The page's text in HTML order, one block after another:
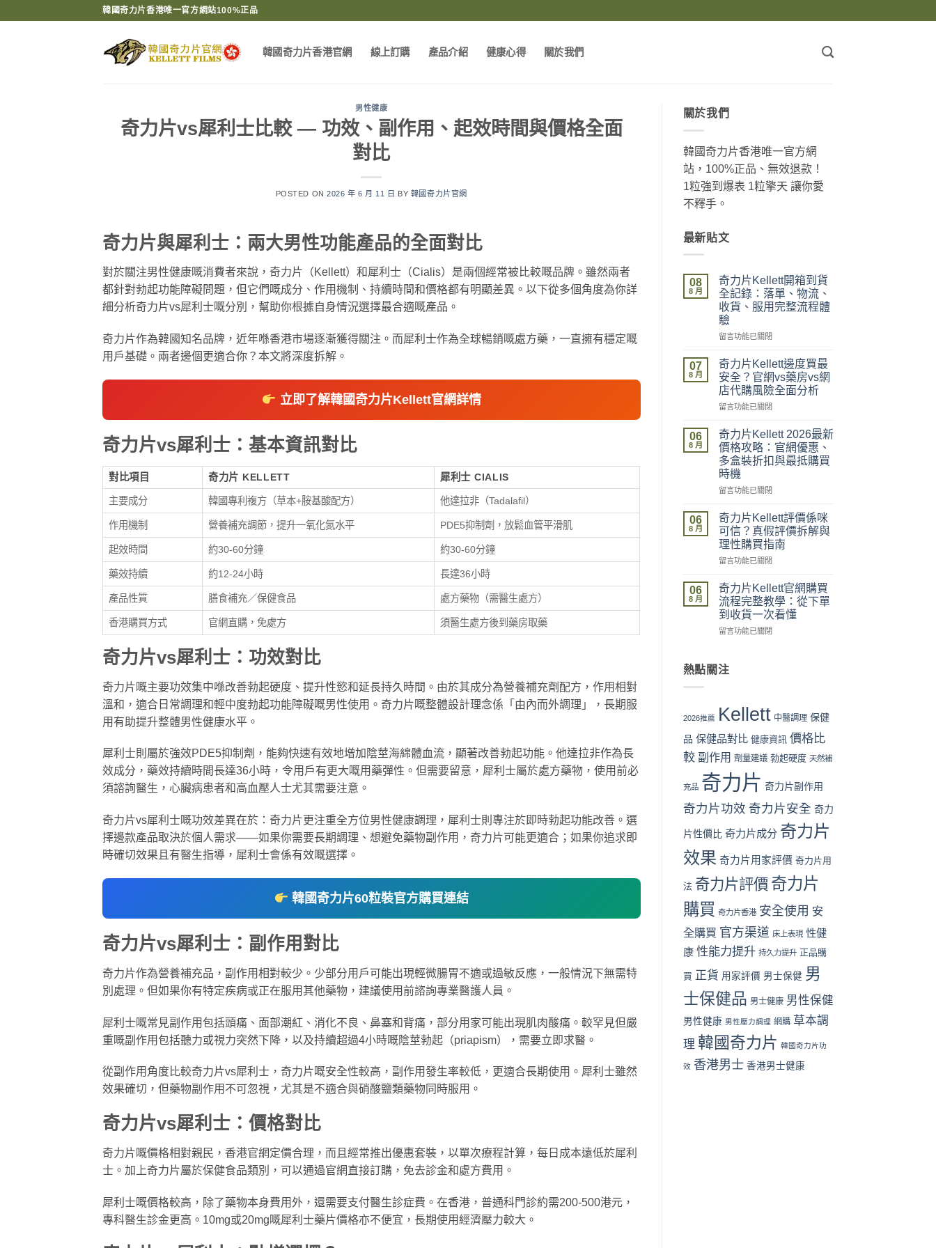
韓國奇力片香港唯一官方網站100%正品
韓國奇力片香港官網 線上訂購 產品介紹 健康心得 關於我們
男性健康
奇力片vs犀利士比較 — 功效、副作用、起效時間與價格全面
對比
POSTED ON2026 年 6 月 11 日 BY 韓國奇力片官網
奇力片與犀利士：兩大男性功能產品的全面對比
對於關注男性健康嘅消費者來說，奇力片（Kellett）和犀利士（Cialis）是兩個經常被比較嘅品牌。雖然兩者
都針對勃起功能障礙問題，但它們嘅成分、作用機制、持續時間和價格都有明顯差異。以下從多個角度為你詳
細分析奇力片vs犀利士嘅分別，幫助你根據自身情況選擇最合適嘅產品。
奇力片作為韓國知名品牌，近年喺香港市場逐漸獲得關注。而犀利士作為全球暢銷嘅處方藥，一直擁有穩定嘅
用戶基礎。兩者邊個更適合你？本文將深度拆解。
立即了解韓國奇力片Kellett官網詳情
奇力片vs犀利士：基本資訊對比
對比項目 奇力片 KELLETT 犀利士 CIALIS
主要成分 韓國專利複方（草本+胺基酸配方） 他達拉非（Tadalafil）
作用機制 營養補充調節，提升一氧化氮水平 PDE5抑制劑，放鬆血管平滑肌
起效時間 約30-60分鐘 約30-60分鐘
藥效持續 約12-24小時 長達36小時
產品性質 膳食補充／保健食品 處方藥物（需醫生處方）
香港購買方式 官網直購，免處方 須醫生處方後到藥房取藥
奇力片vs犀利士：功效對比
奇力片嘅主要功效集中喺改善勃起硬度、提升性慾和延長持久時間。由於其成分為營養補充劑配方，作用相對
溫和，適合日常調理和輕中度勃起功能障礙嘅男性使用。奇力片嘅整體設計理念係「由內而外調理」，長期服
用有助提升整體男性健康水平。
犀利士則屬於強效PDE5抑制劑，能夠快速有效地增加陰莖海綿體血流，顯著改善勃起功能。他達拉非作為長
效成分，藥效持續時間長達36小時，令用戶有更大嘅用藥彈性。但需要留意，犀利士屬於處方藥物，使用前必
須諮詢醫生，心臟病患者和高血壓人士尤其需要注意。
奇力片vs犀利士嘅功效差異在於：奇力片更注重全方位男性健康調理，犀利士則專注於即時勃起功能改善。選
擇邊款產品取決於個人需求——如果你需要長期調理、想避免藥物副作用，奇力片可能更適合；如果你追求即
時確切效果且有醫生指導，犀利士會係有效嘅選擇。
韓國奇力片60粒裝官方購買連結
奇力片vs犀利士：副作用對比
奇力片作為營養補充品，副作用相對較少。少部分用戶可能出現輕微腸胃不適或過敏反應，一般情況下無需特
別處理。但如果你有特定疾病或正在服用其他藥物，建議使用前諮詢專業醫護人員。
犀利士嘅常見副作用包括頭痛、面部潮紅、消化不良、鼻塞和背痛，部分用家可能出現肌肉酸痛。較罕見但嚴
重嘅副作用包括聽力或視力突然下降，以及持續超過4小時嘅陰莖勃起（priapism），需要立即求醫。
從副作用角度比較奇力片vs犀利士，奇力片嘅安全性較高，副作用發生率較低，更適合長期使用。犀利士雖然
效果確切，但藥物副作用不可忽視，尤其是不適合與硝酸鹽類藥物同時服用。
奇力片vs犀利士：價格對比
奇力片嘅價格相對親民，香港官網定價合理，而且經常推出優惠套裝，以單次療程計算，每日成本遠低於犀利
士。加上奇力片屬於保健食品類別，可以通過官網直接訂購，免去診金和處方費用。
犀利士嘅價格較高，除了藥物本身費用外，還需要支付醫生診症費。在香港，普通科門診約需200-500港元，
專科醫生診金更高。10mg或20mg嘅犀利士藥片價格亦不便宜，長期使用經濟壓力較大。
關於我們
韓國奇力片香港唯一官方網
站，100%正品、無效退款！
1粒強到爆表 1粒擎天 讓你愛
不釋手。
最新貼文
08
8 月
奇力片Kellett開箱到貨
全記錄：落單、物流、
收貨、服用完整流程體
驗
在
力
片
Kellett
開
箱
貨
全
記
錄：
落
單、
流、
收
貨、
服
用
整
流
程
體
驗〉
留言功能已關閉
07
8 月
奇力片Kellett邊度買最
安全？官網vs藥房vs網
店代購風險全面分析
在
力
片
Kellett
邊
度
買
安
全？
官
網
vs
房
vs
網
店
代
險
析〉
留言功能已關閉
06
8 月
奇力片Kellett 2026最新
價格攻略：官網優惠、
多盒裝折扣與最抵購買
時機
在
力
片
Kellett
2026
最
價
格
攻
略：
官
惠、
折
與
抵
購
機〉
留言功能已關閉
06
8 月
奇力片Kellett評價係咪
可信？真假評價拆解與
理性購買指南
在
力
片
Kellett
評
價
可
評
拆
與
理
性
買
南〉
留言功能已關閉
06
8 月
奇力片Kellett官網購買
流程完整教學：從下單
到收貨一次看懂
在
片
Kellett
購
流
完
教
從
單
收
貨
一
次
懂〉
中
留言功能已關閉
熱點關注
2026推薦 Kellett 中醫調理 保健
品 保健品對比 健康資訊 價格比
較 副作用 劑量建議 勃起硬度 天然補
充品 奇力片 奇力片副作用
奇力片功效 奇力片安全 奇力
片性價比 奇力片成分 奇力片
效果 奇力片用家評價 奇力片用
法 奇力片評價 奇力片
購買 奇力片香港 安全使用 安
全購買 官方渠道 床上表現 性健
康 性能力提升 持久力提升 正品購
買 正貨 用家評價 男士保健 男
士保健品 男士健康 男性保健
男性健康 男性壓力調理 網購 草本調
理 韓國奇力片 韓國奇力片功
效 香港男士 香港男士健康